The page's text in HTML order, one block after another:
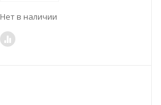
Нет в наличии